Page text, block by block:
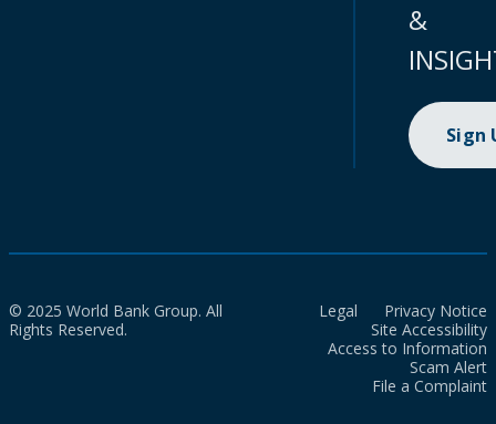
&
Sign
© 2025 World Bank Group. All
Rights Reserved.
Legal
Privacy Notice
Site Accessibility
Access to Information
Scam Alert
File a Complaint